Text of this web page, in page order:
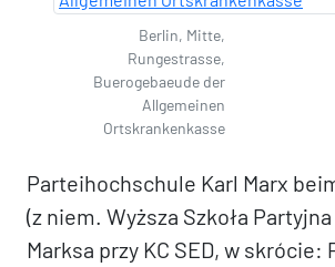
Berlin, Mitte,
Rungestrasse,
Buerogebaeude der
Allgemeinen
Ortskrankenkasse
Parteihochschule Karl Marx
(z niem. Wyższa Szkoła
Marksa przy KC SED, w skrócie: